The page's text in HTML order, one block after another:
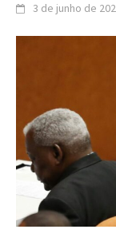
3 de junho de